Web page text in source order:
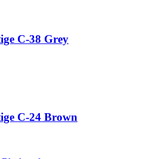
C-38 Grey
C-24 Brown